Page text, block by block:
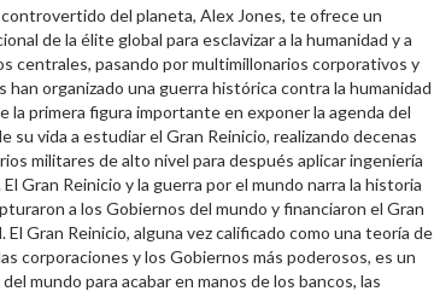
controvertido del planeta, Alex Jones, te ofrece un
de la élite global para esclavizar a la humanidad y a
centrales, pasando por multimillonarios corporativos y
organizado una guerra histórica contra la humanidad
primera figura importante en exponer la agenda del
su vida a estudiar el Gran Reinicio, realizando decenas
militares de alto nivel para después aplicar ingeniería
Gran Reinicio y la guerra por el mundo narra la historia
a los Gobiernos del mundo y financiaron el Gran
Gran Reinicio, alguna vez calificado como una teoría de
corporaciones y los Gobiernos más poderosos, es un
mundo para acabar en manos de los bancos, las